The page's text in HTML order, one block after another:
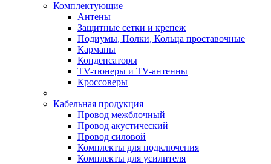
Комплектующие
Антены
Защитные сетки и крепеж
Подиумы, Полки, Кольца проставочные
Карманы
Конденсаторы
TV-тюнеры и TV-антенны
Кроссоверы
Кабельная продукция
Провод межблочный
Провод акустический
Провод силовой
Комплекты для подключения
Комплекты для усилителя